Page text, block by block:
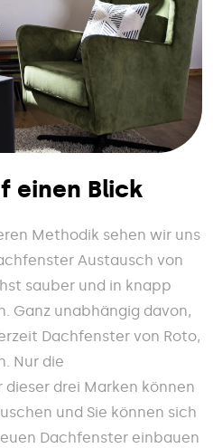
einen Blick
Methodik sehen wir uns
Austausch von
sauber und in knapp
Ganz unabhängig davon,
Dachfenster von Roto,
Nur die
drei Marken können
und Sie können sich
Dachfenster einbauen